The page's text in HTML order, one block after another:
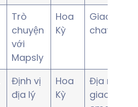
Trò
chuyện
với
Mapsly
Hoa
Kỳ
Giao tiếp
chat và
Định vị
địa lý
Hoa
Kỳ
Địa mã
giao tiếp